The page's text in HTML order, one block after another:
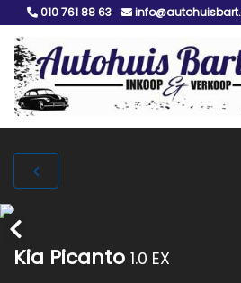
010 761 88 63
Kia Picanto 1.0 EX